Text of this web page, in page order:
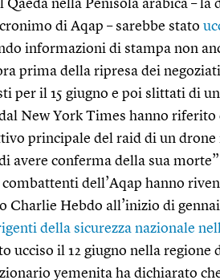
Qaeda nella Penisola arabica –
di Aqap – sarebbe stato
informazioni di stampa non
prima della ripresa dei
per il 15 giugno e poi slittati di
New York Times hanno riferito
principale del raid di un drone
avere conferma della sua
dell’Aqap hanno
Charlie Hebdo all’inizio di
della sicurezza nazionale
ucciso il 12 giugno nella regione
yemenita ha dichiarato